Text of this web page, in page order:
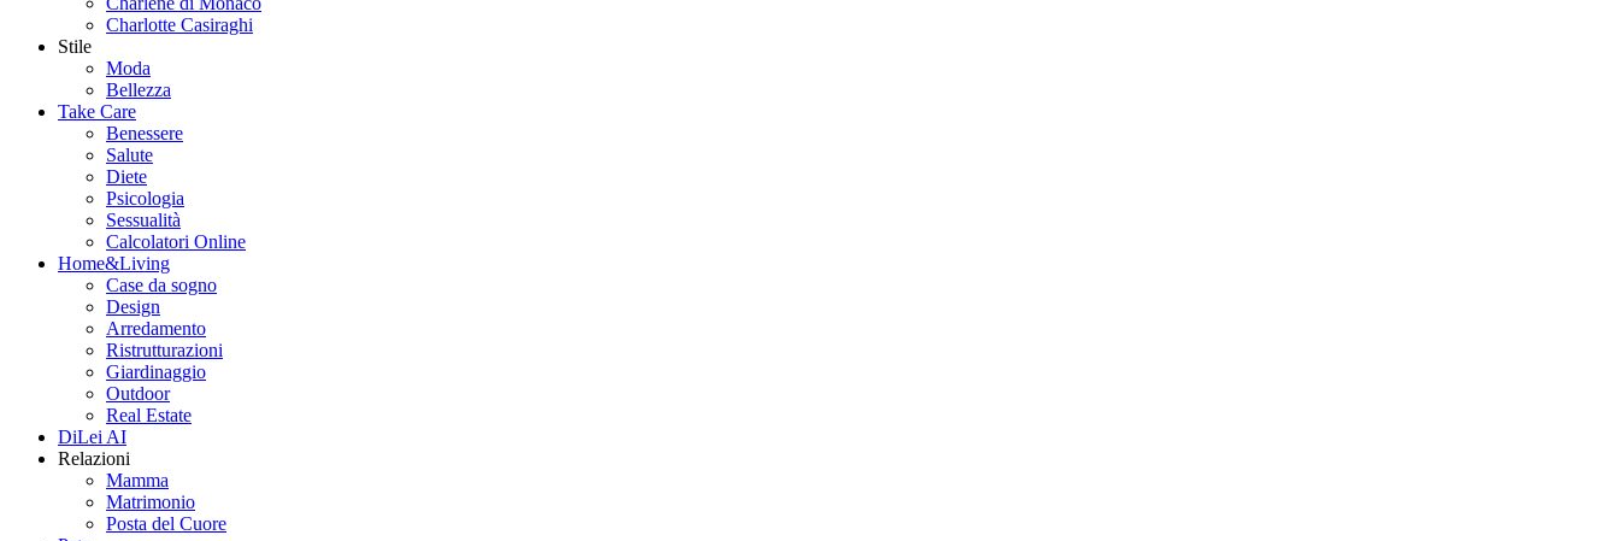
Charlotte Casiraghi
Stile
Moda
Bellezza
Take Care
Benessere
Salute
Diete
Psicologia
Sessualità
Calcolatori Online
Home&Living
Case da sogno
Design
Arredamento
Ristrutturazioni
Giardinaggio
Outdoor
Real Estate
DiLei AI
Relazioni
Mamma
Matrimonio
Posta del Cuore